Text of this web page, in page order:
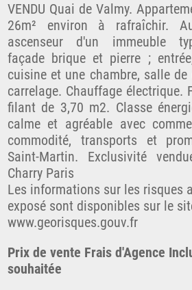
VENDU Quai de Valmy.
26m² environ à rafraîchir.
ascenseur d'un immeuble
façade brique et pierre ;
cuisine et une chambre, salle
carrelage. Chauffage électrique.
filant de 3,70 m2. Classe
calme et agréable avec
commodité, transports et
Saint-Martin. Exclusivité
Charry Paris
Les informations sur les risques
exposé sont disponibles sur le
www.georisques.gouv.fr
Prix de vente Frais d'Agence
souhaitée